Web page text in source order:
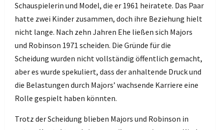
Schauspielerin und Model, die er 1961 heiratete. Das Paar
hatte zwei Kinder zusammen, doch ihre Beziehung hielt
nicht lange. Nach zehn Jahren Ehe ließen sich Majors
und Robinson 1971 scheiden. Die Gründe für die
Scheidung wurden nicht vollständig öffentlich gemacht,
aber es wurde spekuliert, dass der anhaltende Druck und
die Belastungen durch Majors’ wachsende Karriere eine
Rolle gespielt haben könnten.
Trotz der Scheidung blieben Majors und Robinson in